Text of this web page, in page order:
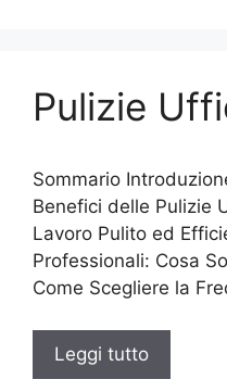
Pulizie
Sommario
Benefici delle Pulizie
Lavoro Pulito ed
Professionali: Cosa
Come Scegliere la
Leggi tutto